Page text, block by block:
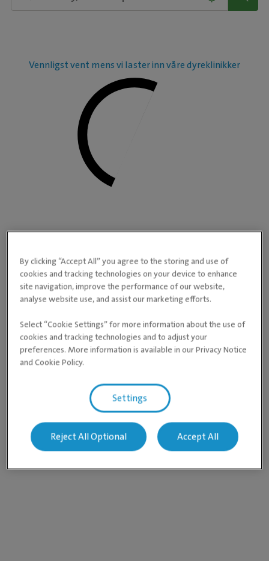
Vennligst vent mens vi laster inn våre dyreklinikker
By clicking “Accept All” you agree to the storing and use of
cookies and tracking technologies on your device to enhance
site navigation, improve the performance of our website,
analyse website use, and assist our marketing efforts.
Select “Cookie Settings” for more information about the use of
cookies and tracking technologies and to adjust your
preferences. More information is available in our Privacy Notice
and Cookie Policy.
Settings
Reject All Optional Accept All